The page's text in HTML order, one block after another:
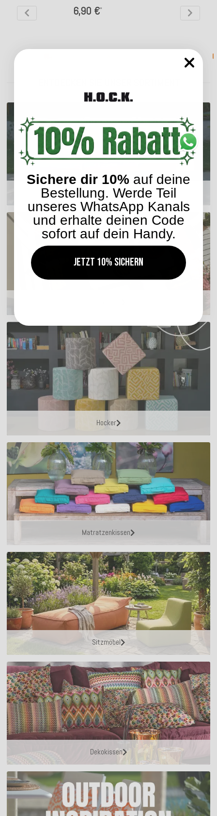
6,90 €*
Outdoor Kissen
Hocker
Matratzenkissen
Sitzmöbel
Dekokissen
Sichere dir 10% auf deine
Bestellung. Werde Teil
unseres WhatsApp Kanals
und erhalte deinen Code
sofort auf dein Handy.
Jetzt 10% sichern